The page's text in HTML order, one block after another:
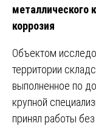
металлического
коррозия
Объектом
территории
выполненное по
крупной
принял работы